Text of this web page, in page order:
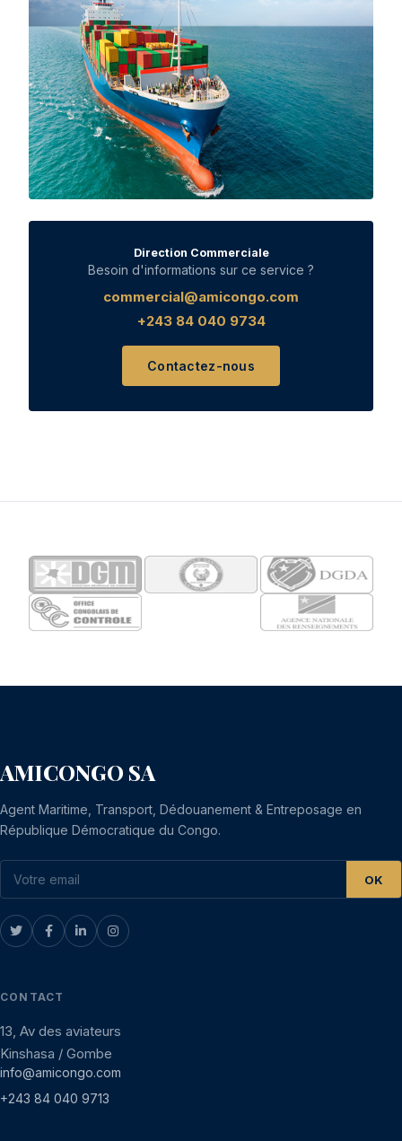
Direction Commerciale
Besoin d'informations sur ce service ?
commercial@amicongo.com
+243 84 040 9734
Contactez-nous
AMICONGO SA
Agent Maritime, Transport, Dédouanement & Entreposage en
République Démocratique du Congo.
OK
CONTACT
13, Av des aviateurs
Kinshasa / Gombe
info@amicongo.com
+243 84 040 9713